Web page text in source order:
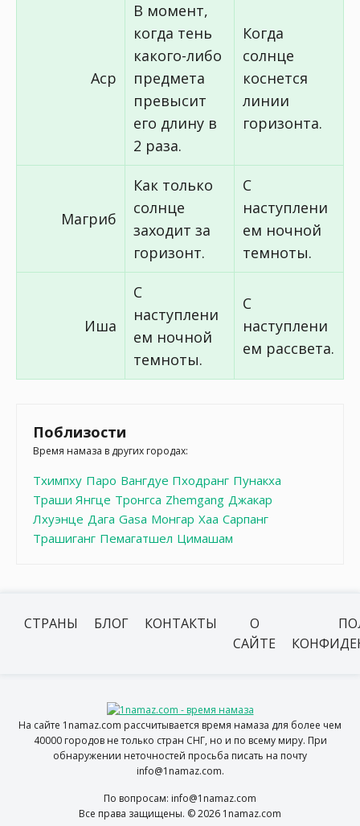
Аср
В момент,
когда тень
какого-либо
предмета
превысит
его длину в
2 раза.
Когда
солнце
коснется
линии
горизонта.
Магриб
Как только
солнце
заходит за
горизонт.
С
наступлени
ем ночной
темноты.
Иша
С
наступлени
ем ночной
темноты.
С
наступлени
ем рассвета.
Поблизости
Время намаза в других городах:
Тхимпху Паро Вангдуе Пходранг Пунакха
Траши Янгце Тронгса Zhemgang Джакар
Лхуэнце Дага Gasa Монгар Хаа Сарпанг
Трашиганг Пемагатшел Цимашам
СТРАНЫ БЛОГ КОНТАКТЫ
О
САЙТЕ
На сайте 1namaz.com рассчитывается время намаза для более чем
40000 городов не только стран СНГ, но и по всему миру. При
обнаружении неточностей просьба писать на почту
info@1namaz.com.
По вопросам: info@1namaz.com
Все права защищены. © 2026 1namaz.com